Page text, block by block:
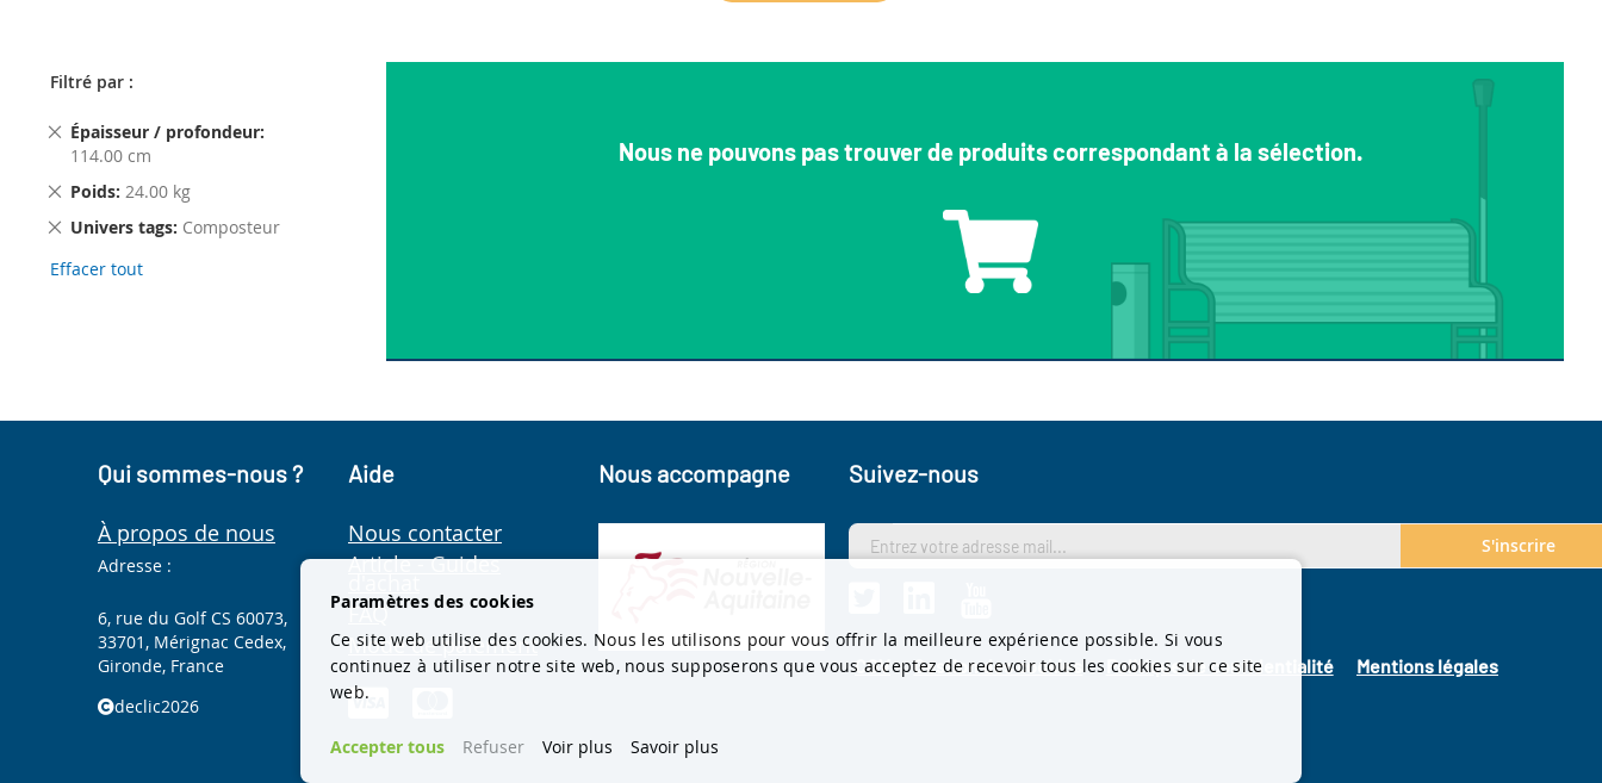
Nous ne pouvons pas trouver de produits correspondant à la sélection.
Filtré par :
Épaisseur / profondeur
114.00 cm
Remove
This
Poids 24.00 kg
Remove
Item
Univers tags Composteur
Remove
Item
Effacer tout
Qui sommes-nous ?
À propos de nous
Adresse :
6, rue du Golf CS 60073,
33701, Mérignac Cedex,
Gironde, France
declic2026
Aide
Nous contacter
Article - Guides
FAQ
Mode de paiement
Nous accompagne Suivez-nous
S'inscrire
CGV Gestion des cookies Politique de confidentialité Mentions légales
Paramètres des cookies
Ce site web utilise des cookies. Nous les utilisons pour vous offrir la meilleure expérience possible. Si vous
continuez à utiliser notre site web, nous supposerons que vous acceptez de recevoir tous les cookies sur ce site
web.
Accepter tous Refuser Voir plus Savoir plus